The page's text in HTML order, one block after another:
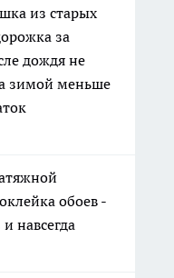
из старых
за
дождя не
зимой меньше
обоев -
навсегда